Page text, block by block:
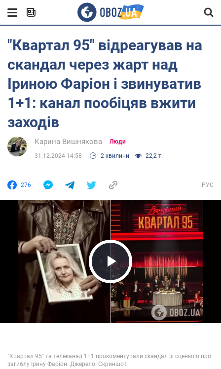
"Квартал 95" відреагував на
скандал через жарт над
Іриною Фаріон і звинуватив
1+1: канал пообіцяв вжити
заходів
Карина Вишнякова Люди
31.12.2024 14:58 2 хвилини 22,2 т.
276 РУС
Play Video